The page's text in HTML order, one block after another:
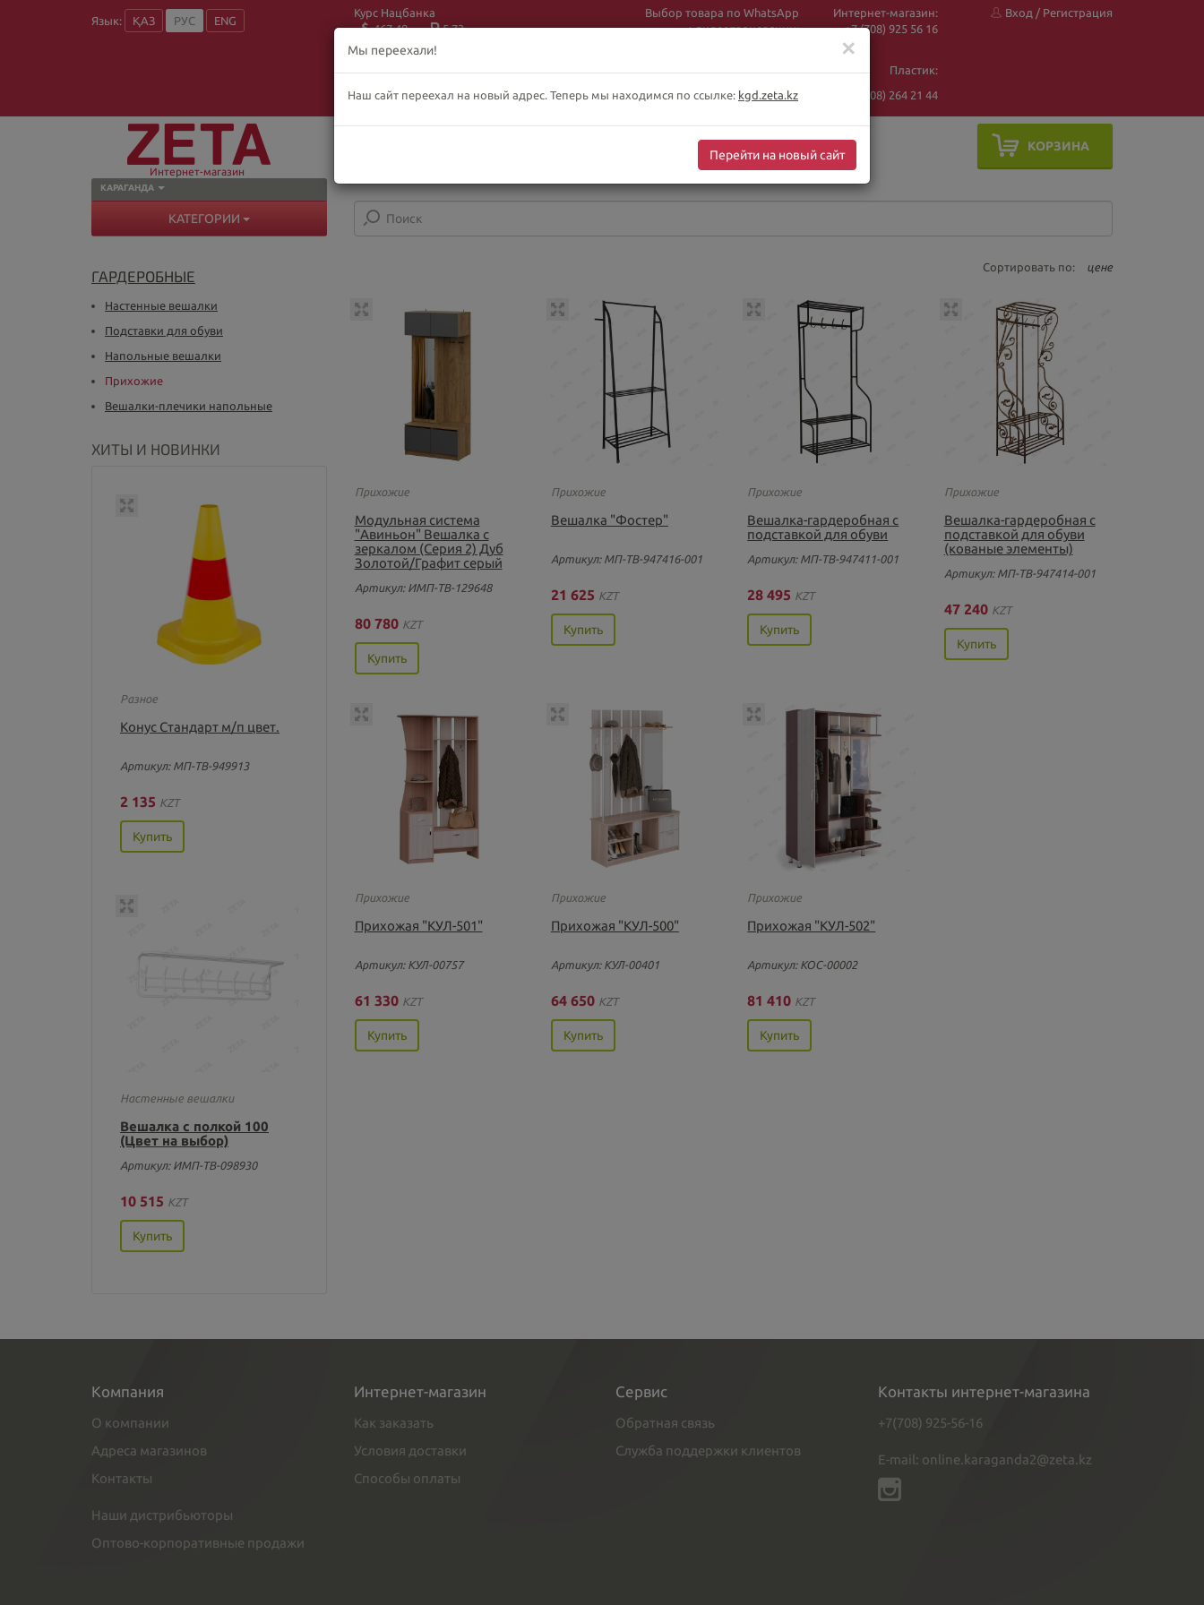
Язык: ҚАЗ РУС ENG
Курс Нацбанка
467.48
5.73
Выбор товара по WhatsApp
+ видеотрансляции:
Интернет-магазин:
+7 (708) 925 56 16
Пластик:
+7 (708) 264 21 44
Вход / Регистрация
КАРАГАНДА
Интернет-магазин
КОРЗИНА
КАТЕГОРИИ
ГАРДЕРОБНЫЕ
Настенные вешалки
Подставки для обуви
Напольные вешалки
Прихожие
Вешалки-плечики напольные
ХИТЫ И НОВИНКИ
Разное
Конус Стандарт м/п цвет.
Артикул: МП-ТВ-949913
2 135 KZT
Купить
Настенные вешалки
Вешалка с полкой 100
(Цвет на выбор)
Артикул: ИМП-ТВ-098930
10 515 KZT
Купить
Сортировать по: цене
Прихожие
Модульная система
"Авиньон" Вешалка с
зеркалом (Серия 2) Дуб
Золотой/Графит серый
Артикул: ИМП-ТВ-129648
80 780 KZT
Купить
Прихожие
Вешалка "Фостер"
Артикул: МП-ТВ-947416-001
21 625 KZT
Купить
Прихожие
Вешалка-гардеробная с
подставкой для обуви
Артикул: МП-ТВ-947411-001
28 495 KZT
Купить
Прихожие
Вешалка-гардеробная с
подставкой для обуви
(кованые элементы)
Артикул: МП-ТВ-947414-001
47 240 KZT
Купить
Прихожие
Прихожая "КУЛ-501"
Артикул: КУЛ-00757
61 330 KZT
Купить
Прихожие
Прихожая "КУЛ-500"
Артикул: КУЛ-00401
64 650 KZT
Купить
Прихожие
Прихожая "КУЛ-502"
Артикул: КОС-00002
81 410 KZT
Купить
Компания
О компании
Адреса магазинов
Контакты
Наши дистрибьюторы
Оптово-корпоративные продажи
Интернет-магазин
Как заказать
Условия доставки
Способы оплаты
Сервис
Обратная связь
Служба поддержки клиентов
Контакты интернет-магазина
+7(708) 925-56-16
E-mail: online.karaganda2@zeta.kz
✕
Мы переехали!
Наш сайт переехал на новый адрес. Теперь мы находимся по ссылке: kgd.zeta.kz
Перейти на новый сайт